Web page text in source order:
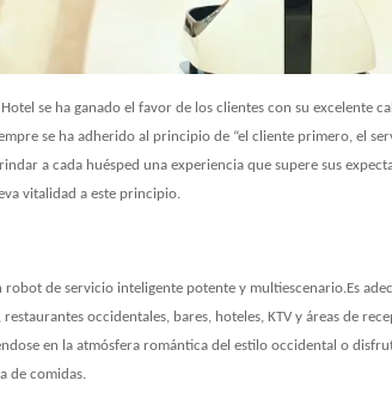
se ha ganado el favor de los clientes con su excelente
se ha adherido al principio de “el cliente primero, el
a cada huésped una experiencia que supere sus
vitalidad a este principio.
robot de servicio inteligente potente y multiescenario.Es
occidentales, bares, hoteles, KTV y áreas de
en la atmósfera romántica del estilo occidental o
de comidas.